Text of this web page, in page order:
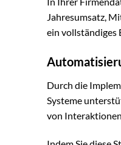
Jahresumsatz,
ein vollständiges
Durch die
Systeme
von